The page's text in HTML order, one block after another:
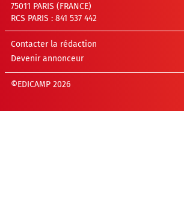
75011 PARIS (FRANCE)
RCS PARIS : 841 537 442
Contacter la rédaction
Devenir annonceur
©EDICAMP 2026